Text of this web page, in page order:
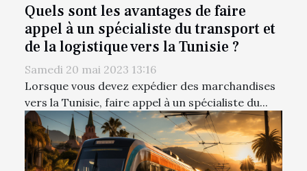
Quels sont les avantages de faire
appel à un spécialiste du transport et
de la logistique vers la Tunisie ?
Samedi 20 mai 2023 13:16
Lorsque vous devez expédier des marchandises
vers la Tunisie, faire appel à un spécialiste du...